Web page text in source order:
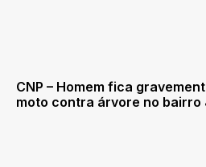
CNP – Homem fica
moto contra árvore no bairro